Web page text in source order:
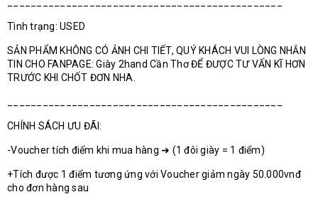
Tình trạng: USED
SẢN PHẨM KHÔNG CÓ ẢNH CHI TIẾT, QUÝ KHÁCH VUI LÒNG NHẮN
TIN CHO FANPAGE: Giày 2hand Cần Thơ ĐỂ ĐƯỢC TƯ VẤN KĨ HƠN
TRƯỚC KHI CHỐT ĐƠN NHA.
CHÍNH SÁCH ƯU ĐÃI:
-Voucher tích điểm khi mua hàng ➜ (1 đôi giày = 1 điểm)
+Tích được 1 điểm tương ứng với Voucher giảm ngày 50.000vnđ
cho đơn hàng sau